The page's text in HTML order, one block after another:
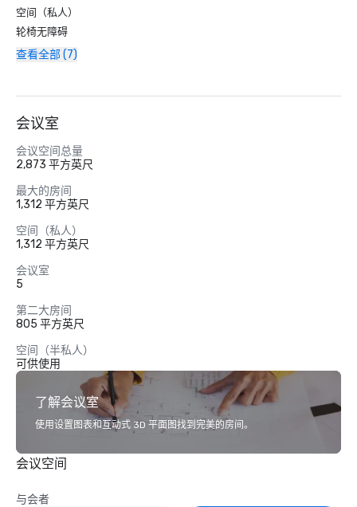
空间（私人）
轮椅无障碍
查看全部 (7)
会议室
会议空间总量
2,873 平方英尺
最大的房间
1,312 平方英尺
空间（私人）
1,312 平方英尺
会议室
5
第二大房间
805 平方英尺
空间（半私人）
可供使用
了解会议室
使用设置图表和互动式 3D 平面图找到完美的房间。
会议空间
与会者